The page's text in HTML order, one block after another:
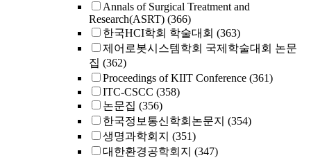
Annals of Surgical Treatment and
Research(ASRT) (366)
한국HCI학회 학술대회 (363)
제어로봇시스템학회 국제학술대회 논문
집 (362)
Proceedings of KIIT Conference (361)
ITC-CSCC (358)
논문집 (356)
한국정보통신학회논문지 (354)
생명과학회지 (351)
대한환경공학회지 (347)